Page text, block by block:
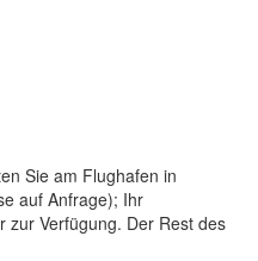
Sie am Flughafen in
auf Anfrage); Ihr
zur Verfügung. Der Rest des